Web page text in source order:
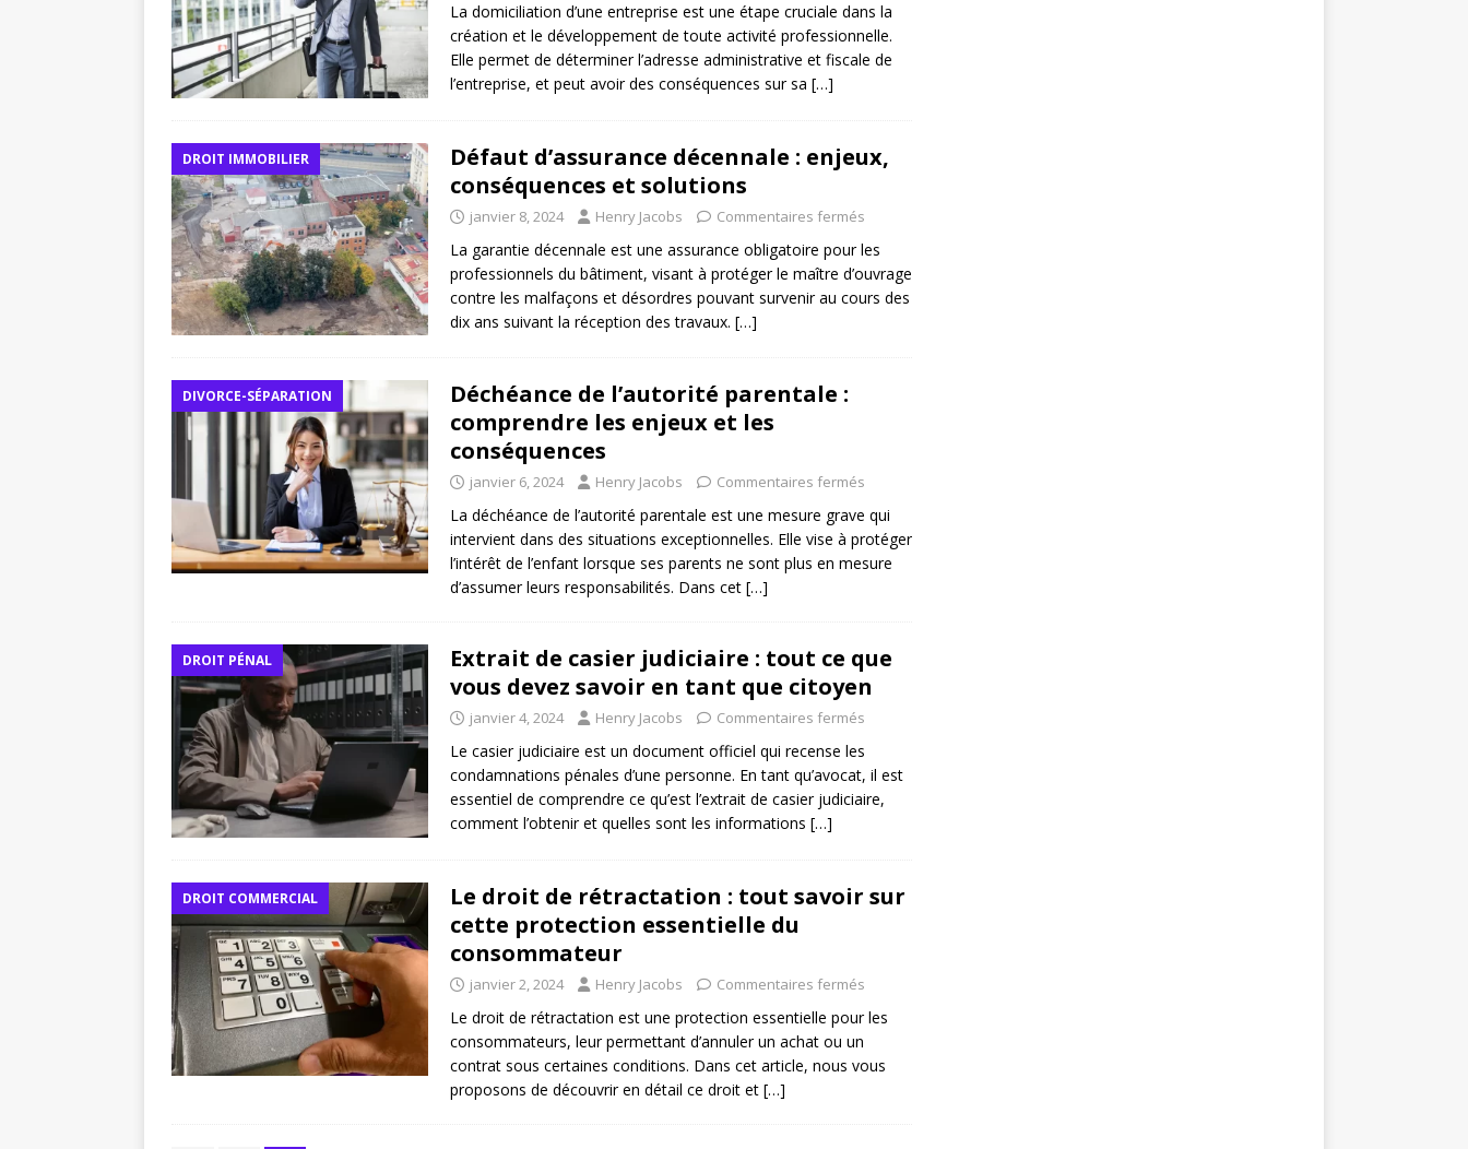
La domiciliation d’une entreprise est une étape cruciale dans la
création et le développement de toute activité professionnelle.
Elle permet de déterminer l’adresse administrative et fiscale de
l’entreprise, et peut avoir des conséquences sur sa […]
DROIT IMMOBILIER
Défaut d’assurance décennale : enjeux,
conséquences et solutions
janvier 8, 2024 Henry Jacobs Commentaires fermés
La garantie décennale est une assurance obligatoire pour les
professionnels du bâtiment, visant à protéger le maître d’ouvrage
contre les malfaçons et désordres pouvant survenir au cours des
dix ans suivant la réception des travaux. […]
DIVORCE-SÉPARATION
Déchéance de l’autorité parentale :
comprendre les enjeux et les
conséquences
janvier 6, 2024 Henry Jacobs Commentaires fermés
La déchéance de l’autorité parentale est une mesure grave qui
intervient dans des situations exceptionnelles. Elle vise à protéger
l’intérêt de l’enfant lorsque ses parents ne sont plus en mesure
d’assumer leurs responsabilités. Dans cet […]
DROIT PÉNAL
Extrait de casier judiciaire : tout ce que
vous devez savoir en tant que citoyen
janvier 4, 2024 Henry Jacobs Commentaires fermés
Le casier judiciaire est un document officiel qui recense les
condamnations pénales d’une personne. En tant qu’avocat, il est
essentiel de comprendre ce qu’est l’extrait de casier judiciaire,
comment l’obtenir et quelles sont les informations […]
DROIT COMMERCIAL
Le droit de rétractation : tout savoir sur
cette protection essentielle du
consommateur
janvier 2, 2024 Henry Jacobs Commentaires fermés
Le droit de rétractation est une protection essentielle pour les
consommateurs, leur permettant d’annuler un achat ou un
contrat sous certaines conditions. Dans cet article, nous vous
proposons de découvrir en détail ce droit et […]